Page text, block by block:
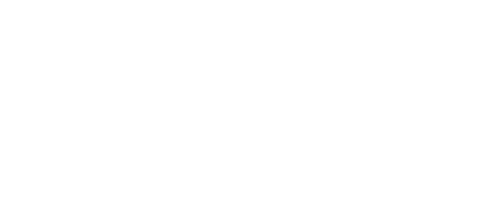
付与しています
なユーザーです